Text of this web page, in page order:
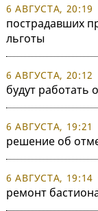
6 АВГУСТА, 20:19
пострадавших
льготы
6 АВГУСТА, 20:12
будут работать
6 АВГУСТА, 19:21
решение об
6 АВГУСТА, 19:14
ремонт